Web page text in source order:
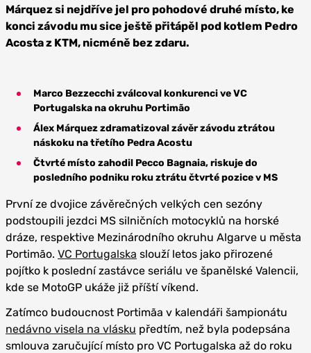
Márquez si nejdříve jel pro pohodové druhé místo, ke
konci závodu mu sice ještě přitápěl pod kotlem Pedro
Acosta z KTM, nicméně bez zdaru.
Marco Bezzecchi zválcoval konkurenci ve VC
Portugalska na okruhu Portimão
Álex Márquez zdramatizoval závěr závodu ztrátou
náskoku na třetího Pedra Acostu
Čtvrté místo zahodil Pecco Bagnaia, riskuje do
posledního podniku roku ztrátu čtvrté pozice v MS
První ze dvojice závěrečných velkých cen sezóny
podstoupili jezdci MS silničních motocyklů na horské
dráze, respektive Mezinárodního okruhu Algarve u města
Portimão. VC Portugalska slouží letos jako přirozené
pojítko k poslední zastávce seriálu ve španělské Valencii,
kde se MotoGP ukáže již příští víkend.
Zatímco budoucnost Portimãa v kalendáři šampionátu
nedávno visela na vlásku předtím, než byla podepsána
smlouva zaručující místo pro VC Portugalska až do roku